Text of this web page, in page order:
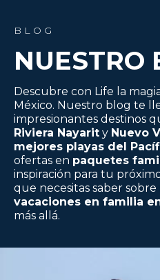
BLOG
NUESTRO
Descubre con Life la
México. Nuestro blog te
impresionantes destinos
Riviera Nayarit y Nuevo
mejores playas del
ofertas en paquetes
inspiración para tu
que necesitas saber
vacaciones en familia
más allá.